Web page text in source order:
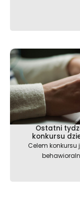
Ostatni
konkursu
Celem konkursu